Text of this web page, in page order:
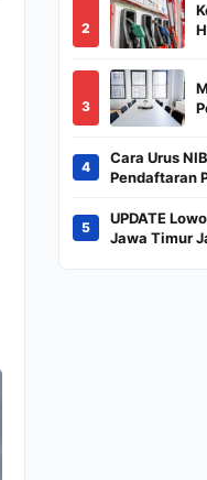
2
3
4
Cara Urus
Pendaftaran
Kilogram
5
UPDATE
Jawa Timur